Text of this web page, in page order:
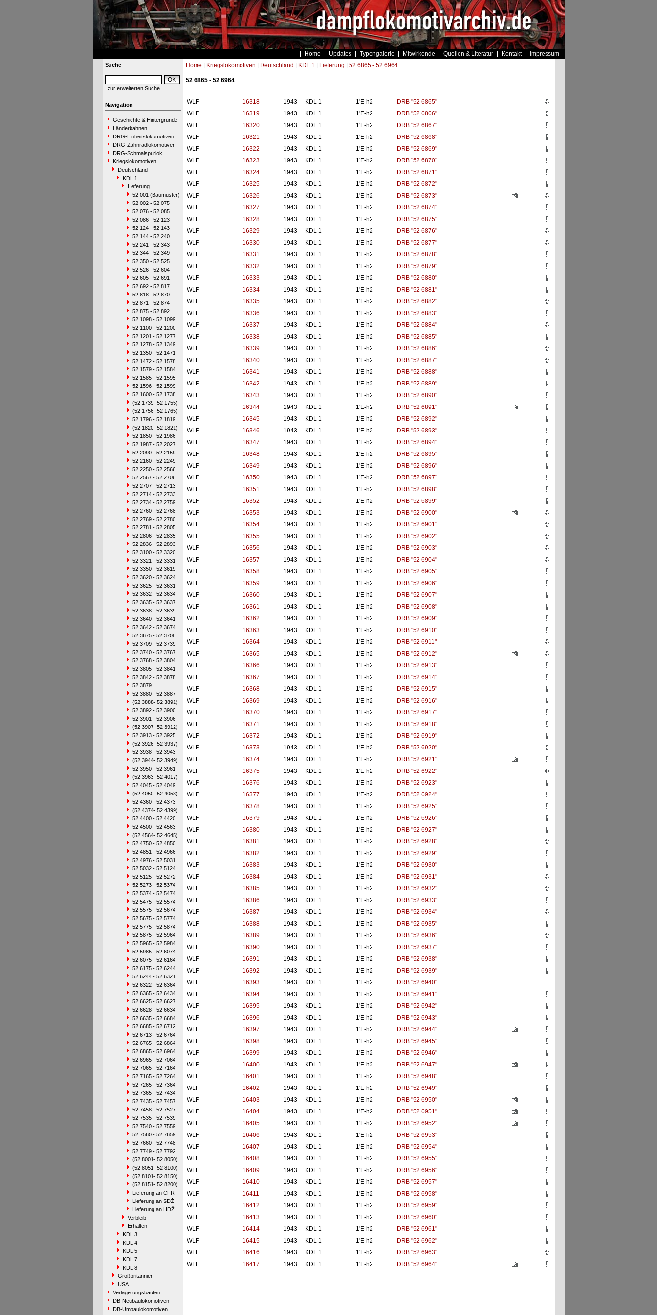
Home Updates Typengalerie Mitwirkende Quellen & Literatur Kontakt Impressum
Suche
zur erweiterten Suche
Navigation
Geschichte & Hintergründe
Länderbahnen
DRG-Einheitslokomotiven
DRG-Zahnradlokomotiven
DRG-Schmalspurlok.
Kriegslokomotiven
Deutschland
KDL 1
Lieferung
52 001 (Baumuster)
52 002 - 52 075
52 076 - 52 085
52 086 - 52 123
52 124 - 52 143
52 144 - 52 240
52 241 - 52 343
52 344 - 52 349
52 350 - 52 525
52 526 - 52 604
52 605 - 52 691
52 692 - 52 817
52 818 - 52 870
52 871 - 52 874
52 875 - 52 892
52 1098 - 52 1099
52 1100 - 52 1200
52 1201 - 52 1277
52 1278 - 52 1349
52 1350 - 52 1471
52 1472 - 52 1578
52 1579 - 52 1584
52 1585 - 52 1595
52 1596 - 52 1599
52 1600 - 52 1738
(52 1739- 52 1755)
(52 1756- 52 1765)
52 1796 - 52 1819
(52 1820- 52 1821)
52 1850 - 52 1986
52 1987 - 52 2027
52 2090 - 52 2159
52 2160 - 52 2249
52 2250 - 52 2566
52 2567 - 52 2706
52 2707 - 52 2713
52 2714 - 52 2733
52 2734 - 52 2759
52 2760 - 52 2768
52 2769 - 52 2780
52 2781 - 52 2805
52 2806 - 52 2835
52 2836 - 52 2893
52 3100 - 52 3320
52 3321 - 52 3331
52 3350 - 52 3619
52 3620 - 52 3624
52 3625 - 52 3631
52 3632 - 52 3634
52 3635 - 52 3637
52 3638 - 52 3639
52 3640 - 52 3641
52 3642 - 52 3674
52 3675 - 52 3708
52 3709 - 52 3739
52 3740 - 52 3767
52 3768 - 52 3804
52 3805 - 52 3841
52 3842 - 52 3878
52 3879
52 3880 - 52 3887
(52 3888- 52 3891)
52 3892 - 52 3900
52 3901 - 52 3906
(52 3907- 52 3912)
52 3913 - 52 3925
(52 3926- 52 3937)
52 3938 - 52 3943
(52 3944- 52 3949)
52 3950 - 52 3961
(52 3963- 52 4017)
52 4045 - 52 4049
(52 4050- 52 4053)
52 4360 - 52 4373
(52 4374- 52 4399)
52 4400 - 52 4420
52 4500 - 52 4563
(52 4564- 52 4645)
52 4750 - 52 4850
52 4851 - 52 4966
52 4976 - 52 5031
52 5032 - 52 5124
52 5125 - 52 5272
52 5273 - 52 5374
52 5374 - 52 5474
52 5475 - 52 5574
52 5575 - 52 5674
52 5675 - 52 5774
52 5775 - 52 5874
52 5875 - 52 5964
52 5965 - 52 5984
52 5985 - 52 6074
52 6075 - 52 6164
52 6175 - 52 6244
52 6244 - 52 6321
52 6322 - 52 6364
52 6365 - 52 6434
52 6625 - 52 6627
52 6628 - 52 6634
52 6635 - 52 6684
52 6685 - 52 6712
52 6713 - 52 6764
52 6765 - 52 6864
52 6865 - 52 6964
52 6965 - 52 7064
52 7065 - 52 7164
52 7165 - 52 7264
52 7265 - 52 7364
52 7365 - 52 7434
52 7435 - 52 7457
52 7458 - 52 7527
52 7535 - 52 7539
52 7540 - 52 7559
52 7560 - 52 7659
52 7660 - 52 7748
52 7749 - 52 7792
(52 8001- 52 8050)
(52 8051- 52 8100)
(52 8101- 52 8150)
(52 8151- 52 8200)
Lieferung an CFR
Lieferung an SDŽ
Lieferung an HDŽ
Verbleib
Erhalten
KDL 3
KDL 4
KDL 5
KDL 7
KDL 8
Großbritannien
USA
Verlagerungsbauten
DB-Neubaulokomotiven
DB-Umbaulokomotiven
Home Kriegslokomotiven Deutschland KDL 1 Lieferung 52 6865 - 52 6964
52 6865 - 52 6964
WLF 16318 1943 KDL 1 1'E-h2
DRB "52 6865"
WLF
16319 1943 KDL 1 1'E-h2
DRB "52 6866"
WLF
16320 1943 KDL 1 1'E-h2
DRB "52 6867"
WLF
16321 1943 KDL 1 1'E-h2
DRB "52 6868"
WLF
16322 1943 KDL 1 1'E-h2
DRB "52 6869"
WLF
16323 1943 KDL 1 1'E-h2
DRB "52 6870"
WLF
16324 1943 KDL 1 1'E-h2
DRB "52 6871"
WLF
16325 1943 KDL 1 1'E-h2
DRB "52 6872"
WLF
16326 1943 KDL 1 1'E-h2
DRB "52 6873"
WLF
16327 1943 KDL 1 1'E-h2
DRB "52 6874"
WLF
16328 1943 KDL 1 1'E-h2
DRB "52 6875"
WLF
16329 1943 KDL 1 1'E-h2
DRB "52 6876"
WLF
16330 1943 KDL 1 1'E-h2
DRB "52 6877"
WLF
16331 1943 KDL 1 1'E-h2
DRB "52 6878"
WLF
16332 1943 KDL 1 1'E-h2
DRB "52 6879"
WLF
16333 1943 KDL 1 1'E-h2
DRB "52 6880"
WLF
16334 1943 KDL 1 1'E-h2
DRB "52 6881"
WLF
16335 1943 KDL 1 1'E-h2
DRB "52 6882"
WLF
16336 1943 KDL 1 1'E-h2
DRB "52 6883"
WLF
16337 1943 KDL 1 1'E-h2
DRB "52 6884"
WLF
16338 1943 KDL 1 1'E-h2
DRB "52 6885"
WLF
16339 1943 KDL 1 1'E-h2
DRB "52 6886"
WLF
16340 1943 KDL 1 1'E-h2
DRB "52 6887"
WLF
16341 1943 KDL 1 1'E-h2
DRB "52 6888"
WLF
16342 1943 KDL 1 1'E-h2
DRB "52 6889"
WLF
16343 1943 KDL 1 1'E-h2
DRB "52 6890"
WLF
16344 1943 KDL 1 1'E-h2
DRB "52 6891"
WLF
16345 1943 KDL 1 1'E-h2
DRB "52 6892"
WLF
16346 1943 KDL 1 1'E-h2
DRB "52 6893"
WLF
16347 1943 KDL 1 1'E-h2
DRB "52 6894"
WLF
16348 1943 KDL 1 1'E-h2
DRB "52 6895"
WLF
16349 1943 KDL 1 1'E-h2
DRB "52 6896"
WLF
16350 1943 KDL 1 1'E-h2
DRB "52 6897"
WLF
16351 1943 KDL 1 1'E-h2
DRB "52 6898"
WLF
16352 1943 KDL 1 1'E-h2
DRB "52 6899"
WLF
16353 1943 KDL 1 1'E-h2
DRB "52 6900"
WLF
16354 1943 KDL 1 1'E-h2
DRB "52 6901"
WLF
16355 1943 KDL 1 1'E-h2
DRB "52 6902"
WLF
16356 1943 KDL 1 1'E-h2
DRB "52 6903"
WLF
16357 1943 KDL 1 1'E-h2
DRB "52 6904"
WLF
16358 1943 KDL 1 1'E-h2
DRB "52 6905"
WLF
16359 1943 KDL 1 1'E-h2
DRB "52 6906"
WLF
16360 1943 KDL 1 1'E-h2
DRB "52 6907"
WLF
16361 1943 KDL 1 1'E-h2
DRB "52 6908"
WLF
16362 1943 KDL 1 1'E-h2
DRB "52 6909"
WLF
16363 1943 KDL 1 1'E-h2
DRB "52 6910"
WLF
16364 1943 KDL 1 1'E-h2
DRB "52 6911"
WLF
16365 1943 KDL 1 1'E-h2
DRB "52 6912"
WLF
16366 1943 KDL 1 1'E-h2
DRB "52 6913"
WLF
16367 1943 KDL 1 1'E-h2
DRB "52 6914"
WLF
16368 1943 KDL 1 1'E-h2
DRB "52 6915"
WLF
16369 1943 KDL 1 1'E-h2
DRB "52 6916"
WLF
16370 1943 KDL 1 1'E-h2
DRB "52 6917"
WLF
16371 1943 KDL 1 1'E-h2
DRB "52 6918"
WLF
16372 1943 KDL 1 1'E-h2
DRB "52 6919"
WLF
16373 1943 KDL 1 1'E-h2
DRB "52 6920"
WLF
16374 1943 KDL 1 1'E-h2
DRB "52 6921"
WLF
16375 1943 KDL 1 1'E-h2
DRB "52 6922"
WLF
16376 1943 KDL 1 1'E-h2
DRB "52 6923"
WLF
16377 1943 KDL 1 1'E-h2
DRB "52 6924"
WLF
16378 1943 KDL 1 1'E-h2
DRB "52 6925"
WLF
16379 1943 KDL 1 1'E-h2
DRB "52 6926"
WLF
16380 1943 KDL 1 1'E-h2
DRB "52 6927"
WLF
16381 1943 KDL 1 1'E-h2
DRB "52 6928"
WLF
16382 1943 KDL 1 1'E-h2
DRB "52 6929"
WLF
16383 1943 KDL 1 1'E-h2
DRB "52 6930"
WLF
16384 1943 KDL 1 1'E-h2
DRB "52 6931"
WLF
16385 1943 KDL 1 1'E-h2
DRB "52 6932"
WLF
16386 1943 KDL 1 1'E-h2
DRB "52 6933"
WLF
16387 1943 KDL 1 1'E-h2
DRB "52 6934"
WLF
16388 1943 KDL 1 1'E-h2
DRB "52 6935"
WLF
16389 1943 KDL 1 1'E-h2
DRB "52 6936"
WLF
16390 1943 KDL 1 1'E-h2
DRB "52 6937"
WLF
16391 1943 KDL 1 1'E-h2
DRB "52 6938"
WLF
16392 1943 KDL 1 1'E-h2
DRB "52 6939"
WLF
16393 1943 KDL 1 1'E-h2
DRB "52 6940"
WLF
16394 1943 KDL 1 1'E-h2
DRB "52 6941"
WLF
16395 1943 KDL 1 1'E-h2
DRB "52 6942"
WLF
16396 1943 KDL 1 1'E-h2
DRB "52 6943"
WLF
16397 1943 KDL 1 1'E-h2
DRB "52 6944"
WLF
16398 1943 KDL 1 1'E-h2
DRB "52 6945"
WLF
16399 1943 KDL 1 1'E-h2
DRB "52 6946"
WLF
16400 1943 KDL 1 1'E-h2
DRB "52 6947"
WLF
16401 1943 KDL 1 1'E-h2
DRB "52 6948"
WLF
16402 1943 KDL 1 1'E-h2
DRB "52 6949"
WLF
16403 1943 KDL 1 1'E-h2
DRB "52 6950"
WLF
16404 1943 KDL 1 1'E-h2
DRB "52 6951"
WLF
16405 1943 KDL 1 1'E-h2
DRB "52 6952"
WLF
16406 1943 KDL 1 1'E-h2
DRB "52 6953"
WLF
16407 1943 KDL 1 1'E-h2
DRB "52 6954"
WLF
16408 1943 KDL 1 1'E-h2
DRB "52 6955"
WLF
16409 1943 KDL 1 1'E-h2
DRB "52 6956"
WLF
16410 1943 KDL 1 1'E-h2
DRB "52 6957"
WLF
16411 1943 KDL 1 1'E-h2
DRB "52 6958"
WLF
16412 1943 KDL 1 1'E-h2
DRB "52 6959"
WLF
16413 1943 KDL 1 1'E-h2
DRB "52 6960"
WLF
16414 1943 KDL 1 1'E-h2
DRB "52 6961"
WLF
16415 1943 KDL 1 1'E-h2
DRB "52 6962"
WLF
16416 1943 KDL 1 1'E-h2
DRB "52 6963"
WLF
16417 1943 KDL 1 1'E-h2 DRB "52 6964"